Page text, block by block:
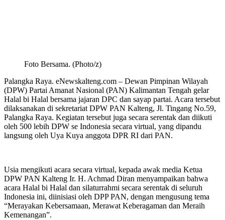
Foto Bersama. (Photo/z)
Palangka Raya. eNewskalteng.com – Dewan Pimpinan Wilayah
(DPW) Partai Amanat Nasional (PAN) Kalimantan Tengah gelar
Halal bi Halal bersama jajaran DPC dan sayap partai. Acara tersebut
dilaksanakan di sekretariat DPW PAN Kalteng, Jl. Tingang No.59,
Palangka Raya. Kegiatan tersebut juga secara serentak dan diikuti
oleh 500 lebih DPW se Indonesia secara virtual, yang dipandu
langsung oleh Uya Kuya anggota DPR RI dari PAN.
Usia mengikuti acara secara virtual, kepada awak media Ketua
DPW PAN Kalteng Ir. H. Achmad Diran menyampaikan bahwa
acara Halal bi Halal dan silaturrahmi secara serentak di seluruh
Indonesia ini, diinisiasi oleh DPP PAN, dengan mengusung tema
“Merayakan Kebersamaan, Merawat Keberagaman dan Meraih
Kemenangan”.